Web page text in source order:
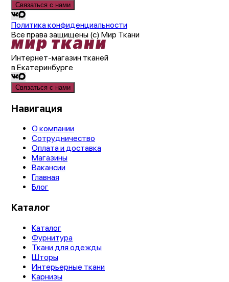
Связаться с нами
Политика конфиденциальности
Все права защищены (с) Мир Ткани
Интернет-магазин тканей
в Екатеринбурге
Связаться с нами
Навигация
О компании
Сотрудничество
Оплата и доставка
Магазины
Вакансии
Главная
Блог
Каталог
Каталог
Фурнитура
Ткани для одежды
Шторы
Интерьерные ткани
Карнизы